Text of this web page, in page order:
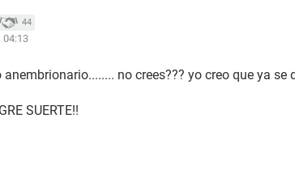
44
04:13
no crees??? yo creo que ya se
SUERTE!!